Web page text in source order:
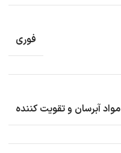
فوری
مواد آبرسان و تقویت کننده